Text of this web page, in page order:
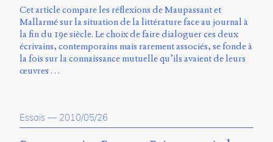
Cet article compare les réflexions de Maupassant et
Mallarmé sur la situation de la littérature face au journal à
la fin du 19e siècle. Le choix de faire dialoguer ces deux
écrivains, contemporains mais rarement associés, se fonde à
la fois sur la connaissance mutuelle qu’ils avaient de leurs
œuvres …
Essais — 2010/05/26